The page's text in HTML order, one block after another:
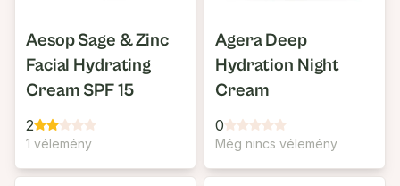
Aesop Sage & Zinc
Facial Hydrating
Cream SPF 15
2
1 vélemény
Agera Deep
Hydration Night
Cream
0
Még nincs vélemény